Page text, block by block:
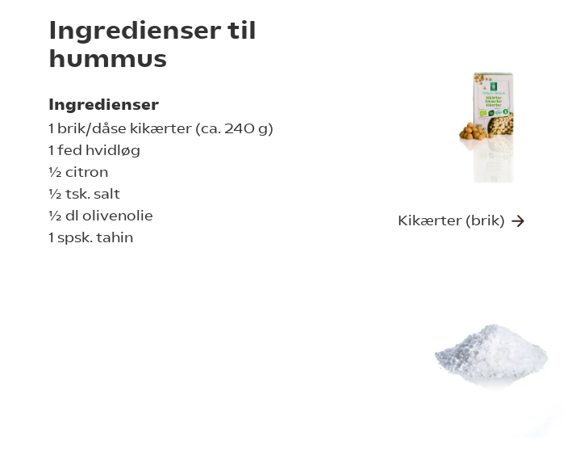
Ingredienser til
hummus
Ingredienser
1 brik/dåse kikærter (ca. 240 g)
1 fed hvidløg
½ citron
½ tsk. salt
½ dl olivenolie
1 spsk. tahin
Kikærter (brik)